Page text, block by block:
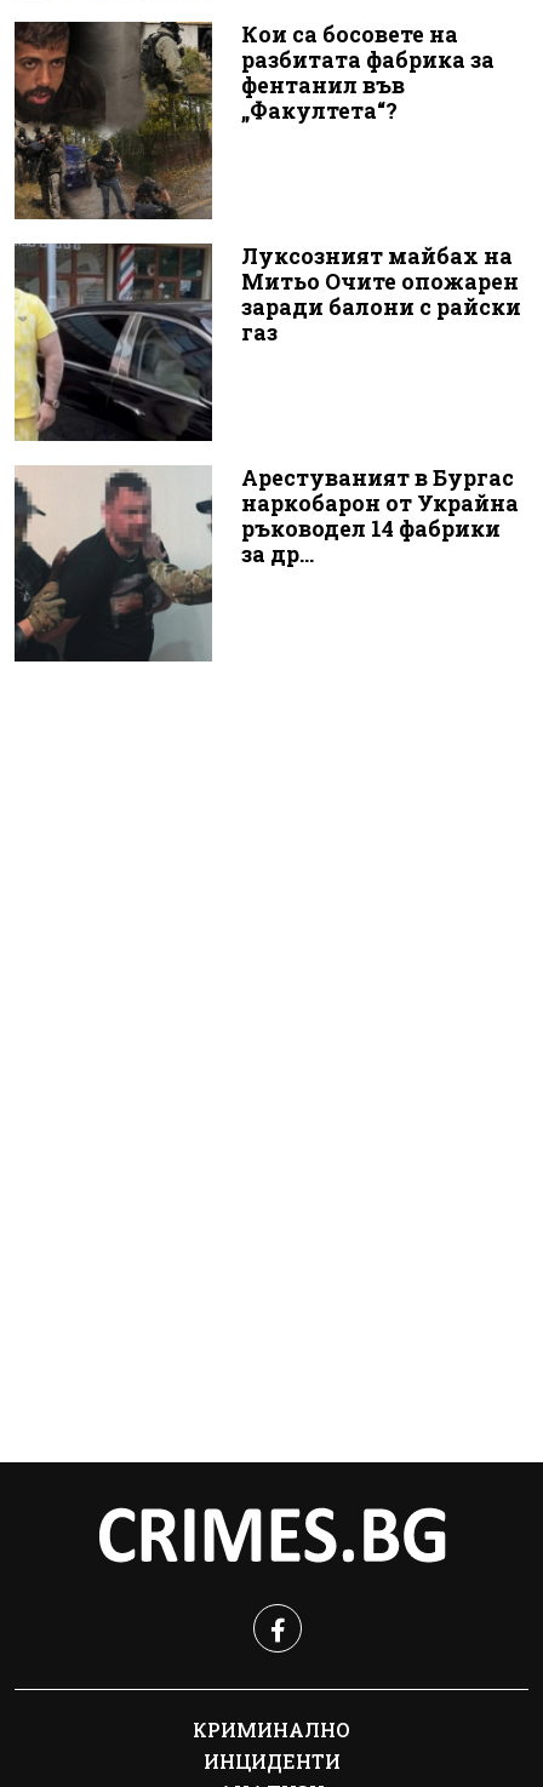
Кои са босовете на
разбитата фабрика за
фентанил във
„Факултета“?
Луксозният майбах на
Митьо Очите опожарен
заради балони с райски
газ
Арестуваният в Бургас
наркобарон от Украйна
ръководел 14 фабрики
за др...
КРИМИНАЛНО
ИНЦИДЕНТИ